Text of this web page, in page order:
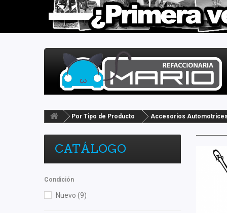
Por Tipo de Producto Accesorios
CATÁLOGO
Condición
Nuevo (9)